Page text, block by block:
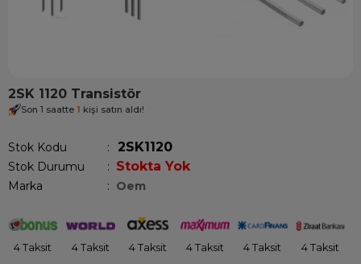
2SK 1120 Transistör
Son 1 saatte 1 kişi satın aldı!
Stok Kodu 2SK1120
Stok Durumu : Stokta Yok
Marka : Oem
4 Taksit 4 Taksit 4 Taksit 4 Taksit 4 Taksit 4 Taksit